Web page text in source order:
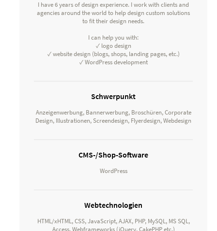
I have 6 years of design experience. I work with clients and
agencies around the world to help design custom solutions
to fit their design needs.
I can help you with:
✓ logo design
✓ website design (blogs, shops, landing pages, etc.)
✓ WordPress development
Schwerpunkt
Anzeigenwerbung, Bannerwerbung, Broschüren, Corporate
Design, Illustrationen, Screendesign, Flyerdesign, Webdesign
CMS-/Shop-Software
WordPress
Webtechnologien
HTML/xHTML, CSS, JavaScript, AJAX, PHP, MySQL, MS SQL,
Access, Webframeworks (jQuery, CakePHP etc.)